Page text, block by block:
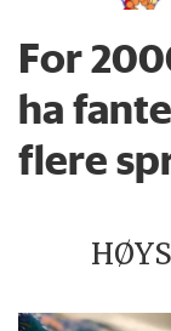
For
ha
flere